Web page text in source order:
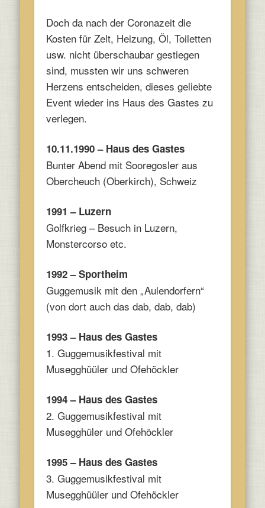
Doch da nach der Coronazeit die
Kosten für Zelt, Heizung, Öl, Toiletten
usw. nicht überschaubar gestiegen
sind, mussten wir uns schweren
Herzens entscheiden, dieses geliebte
Event wieder ins Haus des Gastes zu
verlegen.
10.11.1990 – Haus des Gastes
Bunter Abend mit Sooregosler aus
Obercheuch (Oberkirch), Schweiz
1991 – Luzern
Golfkrieg – Besuch in Luzern,
Monstercorso etc.
1992 – Sportheim
Guggemusik mit den „Aulendorfern“
(von dort auch das dab, dab, dab)
1993 – Haus des Gastes
1. Guggemusikfestival mit
Musegghüüler und Ofehöckler
1994 – Haus des Gastes
2. Guggemusikfestival mit
Musegghüler und Ofehöckler
1995 – Haus des Gastes
3. Guggemusikfestival mit
Musegghüüler und Ofehöckler